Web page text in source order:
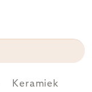
Keramiek